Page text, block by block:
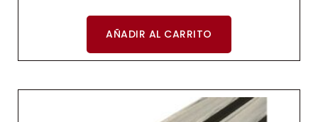
AÑADIR AL CARRITO